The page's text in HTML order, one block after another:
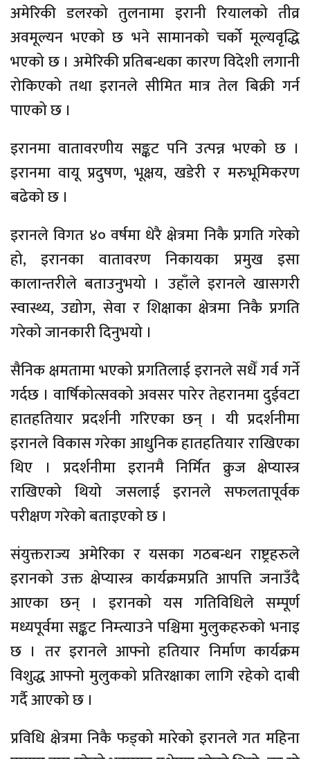
अमेरिकी डलरको तुलनामा इरानी रियालको तीव्र
अवमूल्यन भएको छ भने सामानको चर्को मूल्यवृद्धि
भएको छ । अमेरिकी प्रतिबन्धका कारण विदेशी लगानी
रोकिएको तथा इरानले सीमित मात्र तेल बिक्री गर्न
पाएको छ ।
इरानमा वातावरणीय सङ्कट पनि उत्पन्न भएको छ ।
इरानमा वायू प्रदुषण, भूक्षय, खडेरी र मरुभूमिकरण
बढेको छ ।
इरानले विगत ४० वर्षमा धेरै क्षेत्रमा निकै प्रगति गरेको
हो, इरानका वातावरण निकायका प्रमुख इसा
कालान्तरीले बताउनुभयो । उहाँले इरानले खासगरी
स्वास्थ्य, उद्योग, सेवा र शिक्षाका क्षेत्रमा निकै प्रगति
गरेको जानकारी दिनुभयो ।
सैनिक क्षमतामा भएको प्रगतिलाई इरानले सधैँ गर्व गर्ने
गर्दछ । वार्षिकोत्सवको अवसर पारेर तेहरानमा दुईवटा
हातहतियार प्रदर्शनी गरिएका छन् । यी प्रदर्शनीमा
इरानले विकास गरेका आधुनिक हातहतियार राखिएका
थिए । प्रदर्शनीमा इरानमै निर्मित क्रुज क्षेप्यास्त्र
राखिएको थियो जसलाई इरानले सफलतापूर्वक
परीक्षण गरेको बताइएको छ ।
संयुक्तराज्य अमेरिका र यसका गठबन्धन राष्ट्रहरुले
इरानको उक्त क्षेप्यास्त्र कार्यक्रमप्रति आपत्ति जनाउँदै
आएका छन् । इरानको यस गतिविधिले सम्पूर्ण
मध्यपूर्वमा सङ्कट निम्त्याउने पश्चिमा मुलुकहरुको भनाइ
छ । तर इरानले आफ्नो हतियार निर्माण कार्यक्रम
विशुद्ध आफ्नो मुलुकको प्रतिरक्षाका लागि रहेको दाबी
गर्दै आएको छ ।
प्रविधि क्षेत्रमा निकै फड्को मारेको इरानले गत महिना